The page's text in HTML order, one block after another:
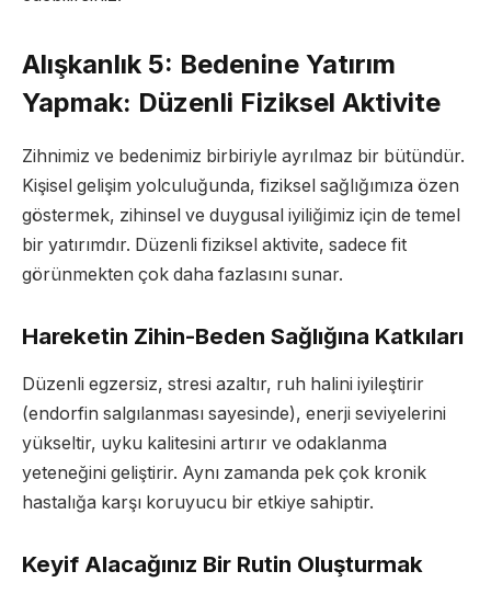
Alışkanlık 5: Bedenine Yatırım
Yapmak: Düzenli Fiziksel Aktivite
Zihnimiz ve bedenimiz birbiriyle ayrılmaz bir bütündür.
Kişisel gelişim yolculuğunda, fiziksel sağlığımıza özen
göstermek, zihinsel ve duygusal iyiliğimiz için de temel
bir yatırımdır. Düzenli fiziksel aktivite, sadece fit
görünmekten çok daha fazlasını sunar.
Hareketin Zihin-Beden Sağlığına Katkıları
Düzenli egzersiz, stresi azaltır, ruh halini iyileştirir
(endorfin salgılanması sayesinde), enerji seviyelerini
yükseltir, uyku kalitesini artırır ve odaklanma
yeteneğini geliştirir. Aynı zamanda pek çok kronik
hastalığa karşı koruyucu bir etkiye sahiptir.
Keyif Alacağınız Bir Rutin Oluşturmak